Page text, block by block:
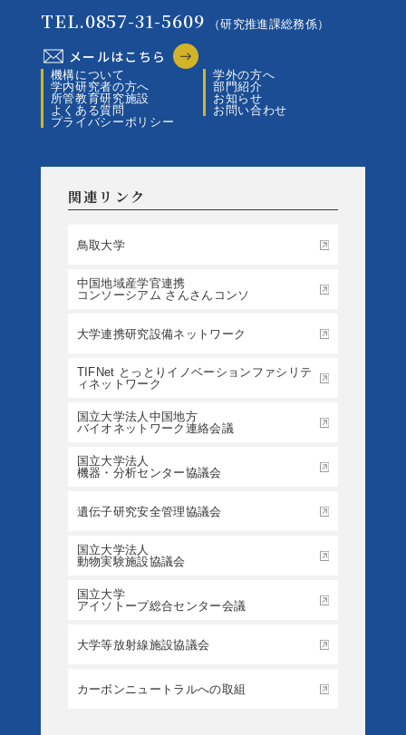
TEL.0857-31-5609 （研究推進課総務係）
メールはこちら
機構について
学外の方へ
学内研究者の方へ
部門紹介
所管教育研究施設
お知らせ
よくある質問
お問い合わせ
プライバシーポリシー
関連リンク
鳥取大学
中国地域産学官連携
コンソーシアム さんさんコンソ
大学連携研究設備ネットワーク
TIFNet とっとりイノベーションファシリテ
ィネットワーク
国立大学法人中国地方
バイオネットワーク連絡会議
国立大学法人
機器・分析センター協議会
遺伝子研究安全管理協議会
国立大学法人
動物実験施設協議会
国立大学
アイソトープ総合センター会議
大学等放射線施設協議会
カーボンニュートラルへの取組